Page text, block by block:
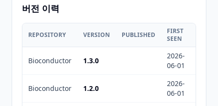
버전 이력
REPOSITORY VERSION PUBLISHED
FIRST
SEEN
Bioconductor 1.3.0
2026-
06-01
Bioconductor 1.2.0
2026-
06-01